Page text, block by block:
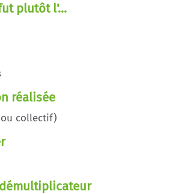
plutôt l'...
réalisée
collectif)